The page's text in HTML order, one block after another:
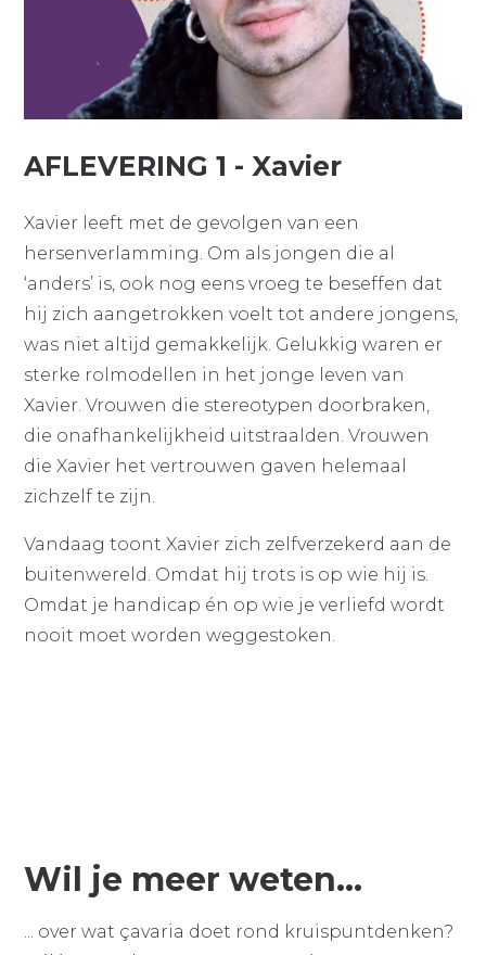
AFLEVERING 1 - Xavier
Xavier leeft met de gevolgen van een
hersenverlamming. Om als jongen die al
‘anders’ is, ook nog eens vroeg te beseffen dat
hij zich aangetrokken voelt tot andere jongens,
was niet altijd gemakkelijk. Gelukkig waren er
sterke rolmodellen in het jonge leven van
Xavier. Vrouwen die stereotypen doorbraken,
die onafhankelijkheid uitstraalden. Vrouwen
die Xavier het vertrouwen gaven helemaal
zichzelf te zijn.
Vandaag toont Xavier zich zelfverzekerd aan de
buitenwereld. Omdat hij trots is op wie hij is.
Omdat je handicap én op wie je verliefd wordt
nooit moet worden weggestoken.
Wil je meer weten...
... over wat çavaria doet rond kruispuntdenken?